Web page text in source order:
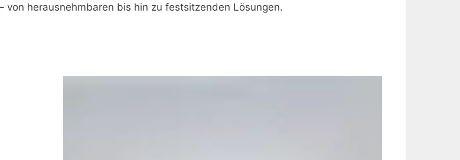
herausnehmbaren bis hin zu festsitzenden Lösungen.